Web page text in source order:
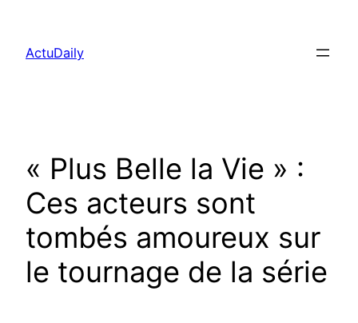
contenu
ActuDaily
« Plus Belle la Vie » :
Ces acteurs sont
tombés amoureux sur
le tournage de la série